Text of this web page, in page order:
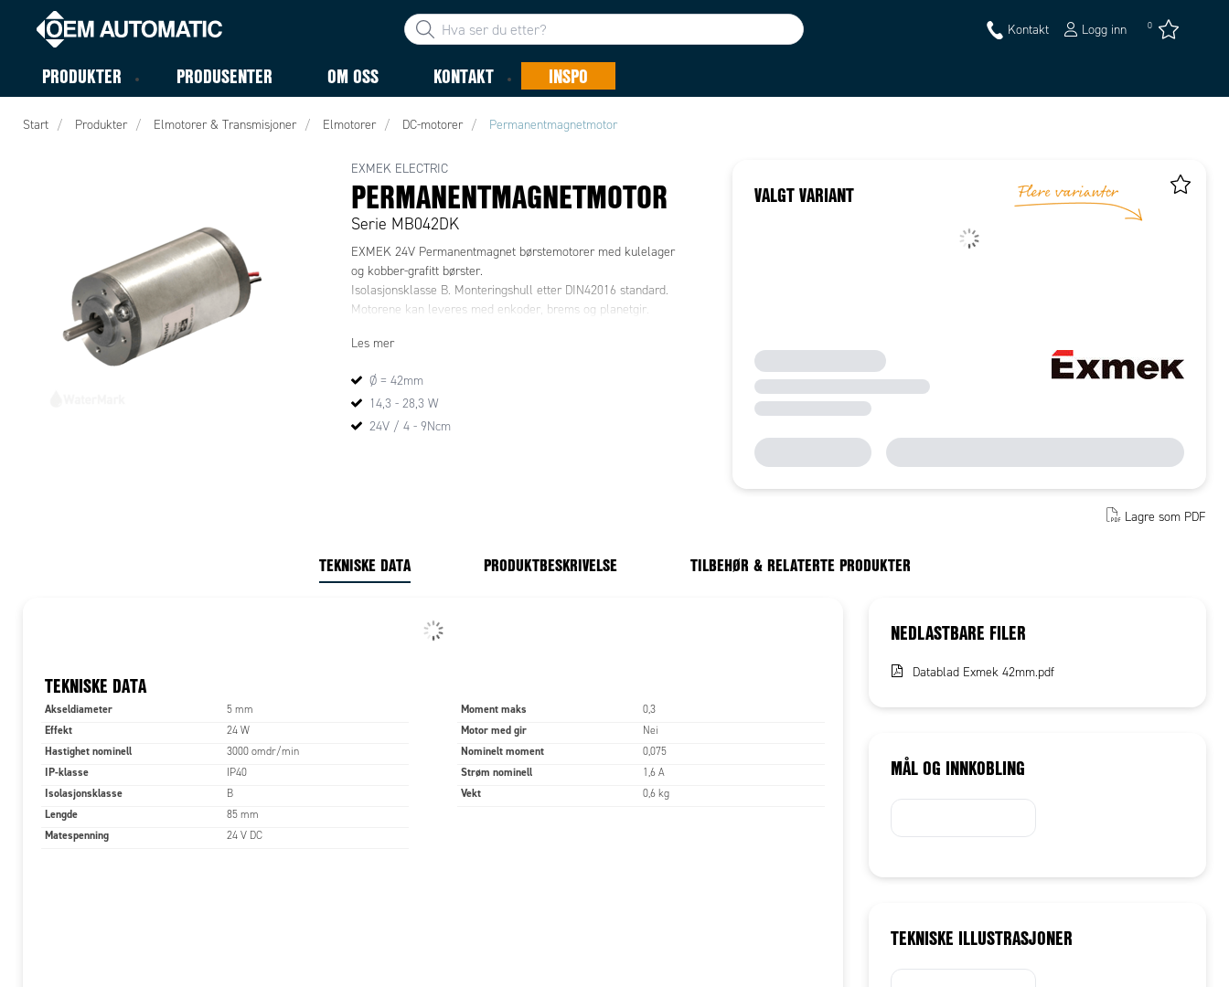
Kontakt Logg inn 0
PRODUKTER PRODUSENTER OM OSS KONTAKT INSPO
Start Produkter Elmotorer & Transmisjoner Elmotorer DC-motorer Permanentmagnetmotor
EXMEK ELECTRIC
PERMANENTMAGNETMOTOR
Serie MB042DK
EXMEK 24V Permanentmagnet børstemotorer med kulelager
og kobber-grafitt børster.
Isolasjonsklasse B. Monteringshull etter DIN42016 standard.
Motorene kan leveres med enkoder, brems og planetgir.
Les mer
Ø = 42mm
14,3 - 28,3 W
24V / 4 - 9Ncm
VALGT VARIANT
Lagre som PDF
TEKNISKE DATA PRODUKTBESKRIVELSE TILBEHØR & RELATERTE PRODUKTER
TEKNISKE DATA
Akseldiameter 5 mm
Effekt 24 W
Hastighet nominell 3000 omdr/min
IP-klasse IP40
Isolasjonsklasse B
Lengde 85 mm
Matespenning 24 V DC
Moment maks 0,3
Motor med gir Nei
Nominelt moment 0,075
Strøm nominell 1,6 A
Vekt 0,6 kg
NEDLASTBARE FILER
Datablad Exmek 42mm.pdf
MÅL OG INNKOBLING
TEKNISKE ILLUSTRASJONER